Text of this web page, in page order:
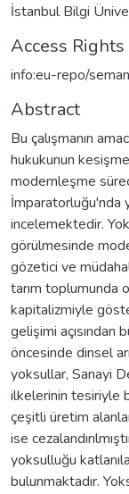
İstanbul Bilgi
Access Rights
info:eu-repo/
Abstract
Bu çalışmanın
hukukunun
modernleşme
İmparatorluğu'nda
incelemektedir.
görülmesinde
gözetici ve
tarım toplumunda
kapitalizmiyle
gelişimi açısından
öncesinde dinsel
yoksullar, Sanayi
ilkelerinin tesiriyle
çeşitli üretim
ise
yoksulluğu
bulunmaktadır.